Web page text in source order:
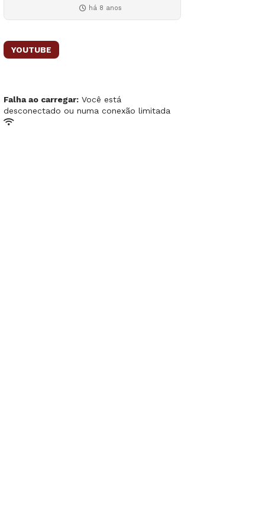
há 8 anos
YOUTUBE
Falha ao carregar: Você está
desconectado ou numa conexão limitada